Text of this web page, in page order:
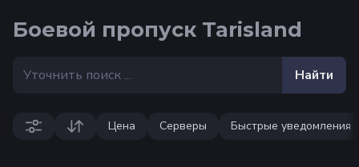
Боевой пропуск Tarisland
Найти
Цена Серверы Быстрые уведомления